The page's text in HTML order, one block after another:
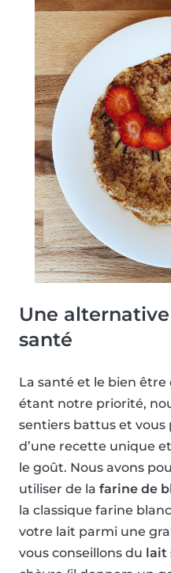
Une
santé
La santé et le bien
étant notre priorité,
sentiers battus et vous
d’une recette unique
le goût. Nous avons
utiliser de la farine de
la classique farine
votre lait parmi une
vous conseillons du lait